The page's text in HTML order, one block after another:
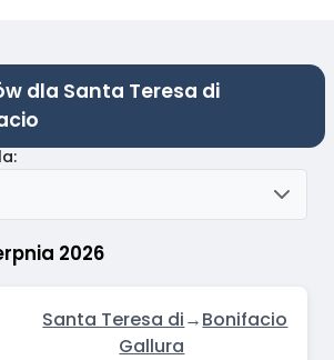
dla Santa Teresa di
2026
:
Santa Teresa di
Gallura
→Bonifacio